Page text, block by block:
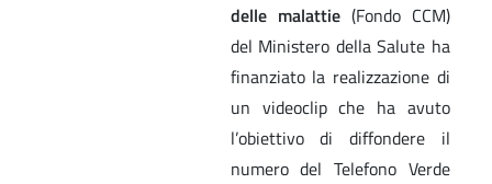
delle malattie(Fondo CCM)
del Ministero della Salute ha
finanziato la realizzazione di
un videoclip che ha avuto
l’obiettivo di diffondere il
numero del Telefono Verde